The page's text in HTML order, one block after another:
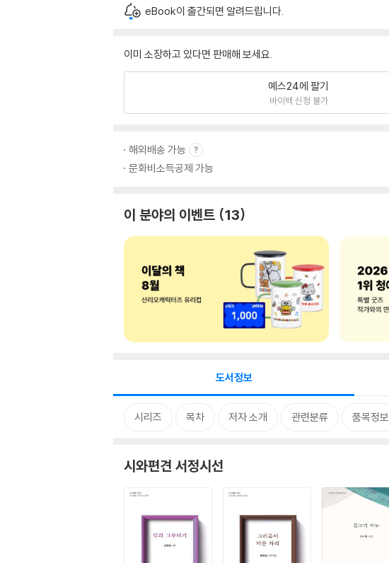
eBook이 출간되면 알려드립니다.
이미 소장하고 있다면 판매해 보세요.
예스24에 팔기
바이백 신청 불가
해외배송 가능
문화비소득공제 가능
이 분야의 이벤트 13
도서정보
시리즈 목차 저자 소개 관련분류 품목정보
시와편견 서정시선